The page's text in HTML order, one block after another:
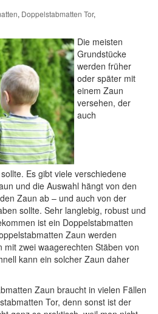
, Doppelstabmatten Tor,
Die meisten
Grundstücke
werden früher
oder später mit
einem Zaun
versehen, der
auch
Es gibt viele verschiedene
und die Auswahl hängt von den
Zaun ab – und auch von der
sollte. Sehr langlebig, robust und
ist ein Doppelstabmatten
Zaun werden
zwei waagerechten Stäben von
kann ein solcher Zaun daher
Zaun braucht in vielen Fällen
Tor, denn sonst ist der